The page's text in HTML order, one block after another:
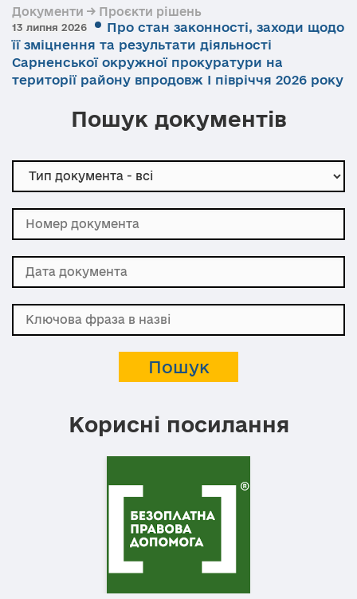
Документи → Проєкти рішень
13 липня 2026
Про стан законності, заходи щодо
її зміцнення та результати діяльності
Сарненської окружної прокуратури на
території району впродовж І півріччя 2026 року
Пошук документів
Корисні посилання